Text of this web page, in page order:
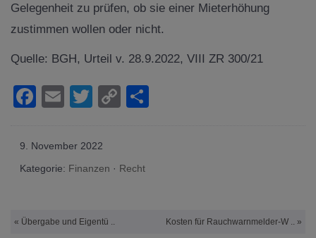
Gelegenheit zu prüfen, ob sie einer Mieterhöhung
zustimmen wollen oder nicht.
Quelle: BGH, Urteil v. 28.9.2022, VIII ZR 300/21
Facebook
EmailTwitterCopy
9. November 2022
Kategorie: Finanzen · Recht
« Übergabe und Eigentü .. Kosten für Rauchwarnmelder-W .. »